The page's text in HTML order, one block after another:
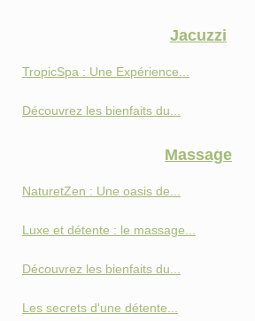
Jacuzzi
TropicSpa : Une Expérience...
Découvrez les bienfaits du...
Massage
NaturetZen : Une oasis de...
Luxe et détente : le massage...
Découvrez les bienfaits du...
Les secrets d'une détente...